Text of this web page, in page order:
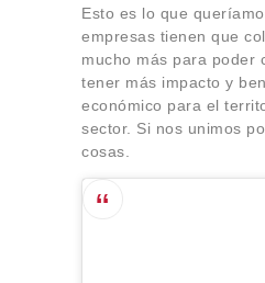
Esto es lo que
empresas tienen que
mucho más para poder
tener más impacto y
económico para el
sector. Si nos unimos
cosas.